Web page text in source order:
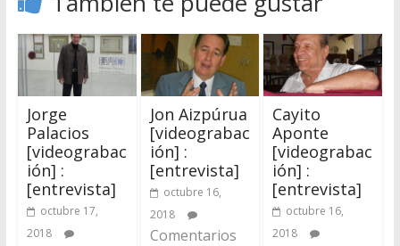
Jorge
Palacios
[videograbac
ión] :
[entrevista]
octubre 17,
2018
Jon Aizpúrua
[videograbac
ión] :
[entrevista]
octubre 16,
2018
Comentarios
Cayito
Aponte
[videograbac
ión] :
[entrevista]
octubre 16,
2018